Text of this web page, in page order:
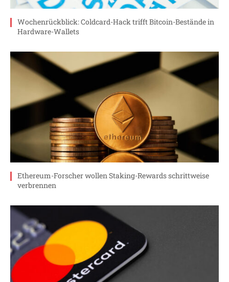
Wochenrückblick: Coldcard-Hack trifft Bitcoin-Bestände in
Hardware-Wallets
Ethereum-Forscher wollen Staking-Rewards schrittweise
verbrennen